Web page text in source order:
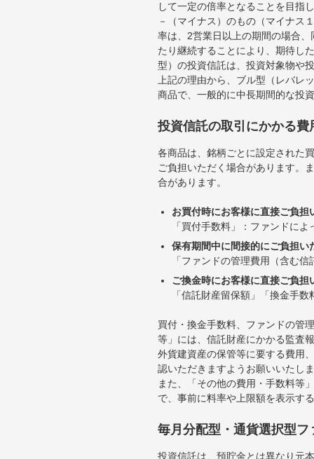
して一定の倍率となることを目指
－（マイナス）のもの（マイナス
率は、2営業日以上の期間の場合
たり継続することにより、期待し
型）の投資信託は、投資対象物や
上記の理由から、ブル型（レバレ
商品で、一般的に中長期間的な投
投資信託の取引にかかる費
各商品は、銘柄ごとに設定された
ご負担いただく場合があります。
合があります。
お買付時にお客様に直接ご負担
「買付手数料」：ファンドに
保有期間中に間接的にご負担い
「ファンドの管理費用（含む
ご換金時にお客様に直接ご負担
「信託財産留保額」「換金手
買付・換金手数料、ファンドの管
等」には、信託財産にかかる監査
外貨建資産の保管等に要する費用
認いただきますようお願いいたし
また、「その他の費用・手数料等
で、事前に料率や上限額を表示す
毎月分配型・通貨選択型
投資信託は、預貯金とは異なり元